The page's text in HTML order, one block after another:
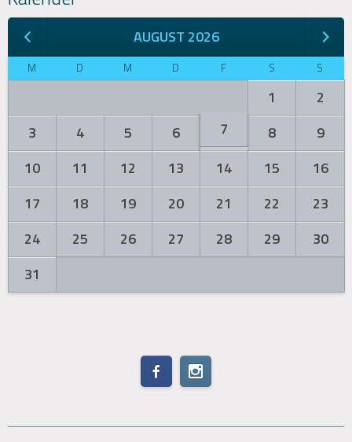
AUGUST 2026
M D M D F S S
1
2
3
4 5 6 7 8
9
10
11 12 13 14 15
16
17
18 19 20 21 22
23
24
25 26 27 28 29
30
31